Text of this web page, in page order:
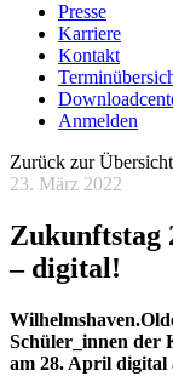
Presse
Karriere
Kontakt
Anmelden
Zurück zur Übersicht
23. März 2022
Zukunftstag
– digital!
Schüler_innen der
am 28. April digital